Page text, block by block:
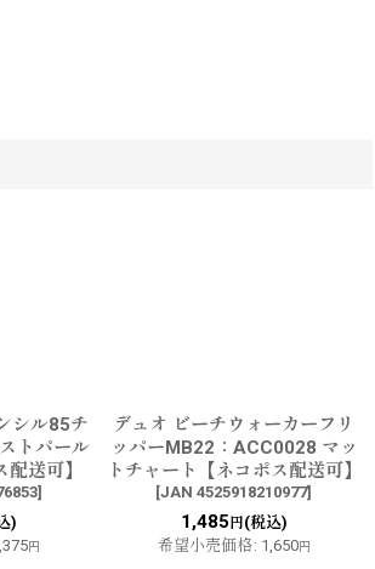
シル85チ
トパール
送可】
]
)
円
デュオ ビーチウォーカーフリ
ッパーMB22：ACC0028 マッ
トチャート【ネコポス配送可】
[JAN 4525918210977]
1,485 円(税込)
希望小売価格: 1,650円